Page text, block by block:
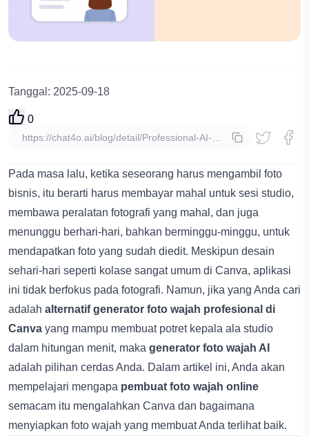
Tanggal : 2025-09-18
0
salin
Pada masa lalu, ketika seseorang harus mengambil foto
bisnis, itu berarti harus membayar mahal untuk sesi studio,
membawa peralatan fotografi yang mahal, dan juga
menunggu berhari-hari, bahkan berminggu-minggu, untuk
mendapatkan foto yang sudah diedit. Meskipun desain
sehari-hari seperti kolase sangat umum di Canva, aplikasi
ini tidak berfokus pada fotografi. Namun, jika yang Anda cari
adalah alternatif generator foto wajah profesional di
Canva yang mampu membuat potret kepala ala studio
dalam hitungan menit, maka generator foto wajah AI
adalah pilihan cerdas Anda. Dalam artikel ini, Anda akan
mempelajari mengapa pembuat foto wajah online
semacam itu mengalahkan Canva dan bagaimana
menyiapkan foto wajah yang membuat Anda terlihat baik.